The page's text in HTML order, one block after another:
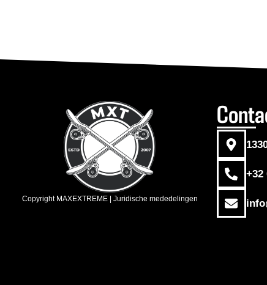
Copyright MAXEXTREME | Juridische mededelingen
+32